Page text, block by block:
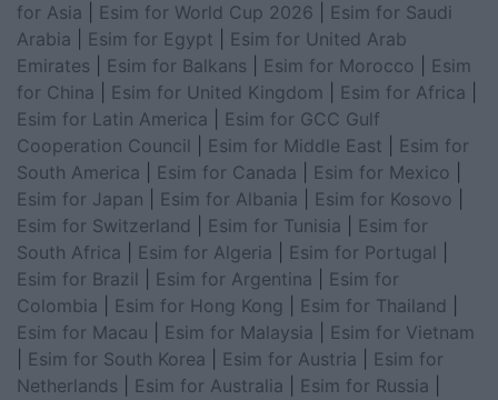
for Asia
Esim for World Cup 2026
Esim for Saudi
Arabia
Esim for Egypt
Esim for United Arab
Emirates
Esim for Balkans Esim for Morocco
Esim
for China
Esim for United Kingdom Esim for Africa
Esim for Latin America
Esim for GCC Gulf
Cooperation Council
Esim for Middle East
Esim for
South America
Esim for Canada Esim for Mexico
Esim for Japan
Esim for Albania Esim for Kosovo
Esim for Switzerland
Esim for Tunisia
Esim for
South Africa
Esim for Algeria Esim for Portugal
Esim for Brazil
Esim for Argentina
Esim for
Colombia
Esim for Hong Kong Esim for Thailand
Esim for Macau
Esim for Malaysia
Esim for Vietnam
Esim for South Korea Esim for Austria
Esim for
Netherlands
Esim for Australia Esim for Russia